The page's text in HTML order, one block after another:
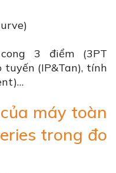
3 điểm (3PT
(IP&Tan), tính
máy toàn
trong đo